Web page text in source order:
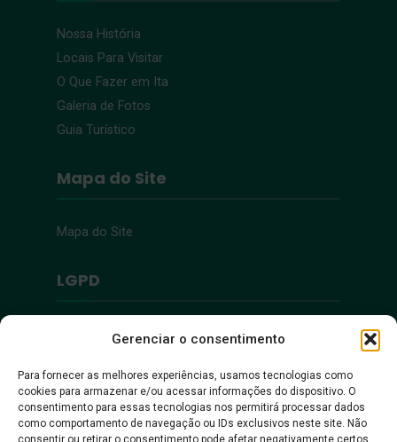
Gerenciar o consentimento
Para fornecer as melhores experiências, usamos tecnologias como
cookies para armazenar e/ou acessar informações do dispositivo. O
consentimento para essas tecnologias nos permitirá processar dados
como comportamento de navegação ou IDs exclusivos neste site. Não
consentir ou retirar o consentimento pode afetar negativamente certos
Nossa História
Locais Para Visitar
O Que Fazer em Ita
Galeria de Fotos
Guia Turístico
Mapa do Site
Mapa do Site
LGPD
Política de Privacidade
Acessibilidade
Acessibilidade